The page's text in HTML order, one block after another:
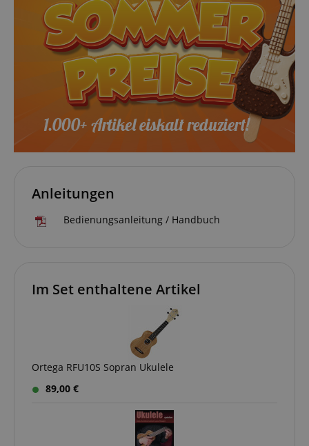
Anleitungen
Bedienungsanleitung / Handbuch
Im Set enthaltene Artikel
Ortega RFU10S Sopran Ukulele
89,00 €
Cookie
Anbieter /
Domain
Laufzeit Beschreibung
zoovu-
vid-
91347
www.kirstein.at
1
Stunde
59
Enables
remembering
the state of
last time,
etc.).
Google-